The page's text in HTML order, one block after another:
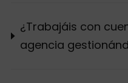
¿Trabajáis con
agencia